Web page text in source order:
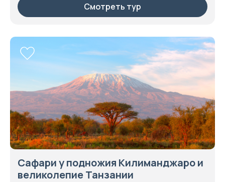
Смотреть тур
Сафари у подножия Килиманджаро и
великолепие Танзании